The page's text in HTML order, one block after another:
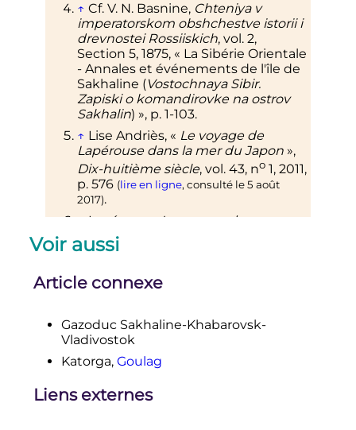
↑ Cf. V. N. Basnine, Chteniya v
imperatorskom obshchestve istorii i
drevnostei Rossiiskich, vol. 2,
Section 5, 1875, « La Sibérie Orientale
- Annales et événements de l'île de
Sakhaline (Vostochnaya Sibir.
Zapiski o komandirovke na ostrov
Sakhalin) », p. 1-103.
↑ Lise Andriès, « Le voyage de
Lapérouse dans la mer du Japon »,
Dix-huitième siècle, vol. 43, no 1, 2011,
p. 576 (lire en ligne, consulté le5 août
2017).
↑Lapérouse,Le voyage de
Lapérouse annoté par J.B.B. de
Lesseps
coll. « fac similé de 1831
↑Rafael Kandiyoti, « En Asie, la
Russie joue la CHine contre le
Japon »,Manière de voir
↑chiffres du recensement de 2002
Voir aussi
Article connexe
Gazoduc Sakhaline-Khabarovsk-
Vladivostok
Katorga, Goulag
Liens externes